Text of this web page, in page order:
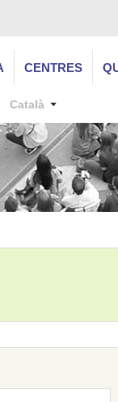
CENTRES
Català